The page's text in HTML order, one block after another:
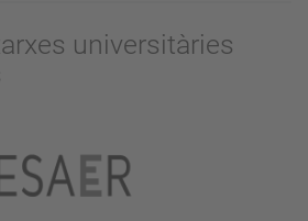
universitàries